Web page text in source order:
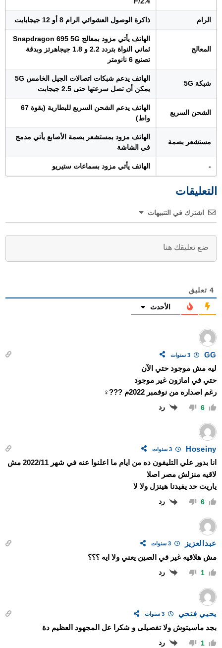
الرام ذاكرة الوصول العشوائي الرام 8 أو 12 جيجابايت
المعالج
الهاتف يأتي مزود بمعالج Snapdragon 695 5G
ثماني النواة بتردد 2.2 و 1.8 جيجاهرتز وبدقة
تصنيع 6 نانومتر
شبكة 5G
الهاتف يدعم شبكات اتصالات الجيل الخامس 5G
يمكن أن تصل سرعتها حتى 2.5 جيجابت
الشحن السريع
الهاتف يدعم الشحن السريع للبطارية (بقوة 67
واط)
مستشعر بصمة
الهاتف مزود بمستشعر بصمة الأصابع يأتي مدمج
في الشاشة
- الهاتف يأتي مزود بسماعات ستيريو
التعليقات
اشترك في التنبيهات
4 تعليق
الأحدث
GG 3 سنوات
ليه مش موجود حتي الآن
حتي في امازون غير موجود
رغم اصداره من نوفمبر 2022م ???‍♀️
6 رد
Hoseiny
انا بدور علي التليفون ده من ايام ما اعلنوا عنه في شهر 2022/11 مش
لاقيه منزلش مصر اصلا
ياريت حد يفيدنا هينزل ولا لا
6 رد
عبدالعزيز 3 سنوات
مش هلاقيه غير في الصين يعني ولا ايه ؟؟؟
1 رد
يحيي فتحي 3 سنوات
بجد ماسيتوش ولا تفصيلى و شكرا عل المجهود العظيم دة
1 رد